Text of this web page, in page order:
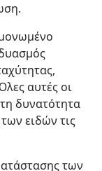
αυτές οι
δυνατότητα
ειδών τις
των